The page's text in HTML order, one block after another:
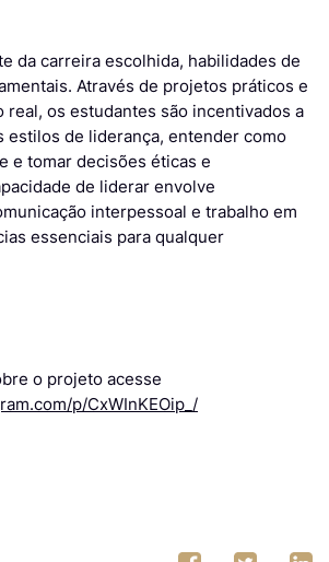
da carreira escolhida, habilidades de
Através de projetos práticos e
real, os estudantes são incentivados a
estilos de liderança, entender como
e tomar decisões éticas e
de liderar envolve
interpessoal e trabalho em
essenciais para qualquer
o projeto acesse
p/CxWInKEOip_/